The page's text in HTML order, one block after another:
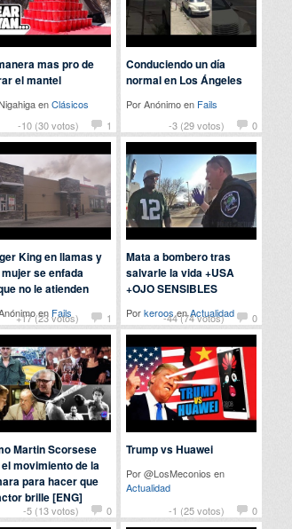
-10 (30 votos) 1
mas pro de
el mantel
enClásicos
-3 (29 votos)
0
Conduciendo un día
normal en Los Ángeles
Por Anónimo en Fails
+17 (23 votos) 1
King en llamas y
se enfada
no le atienden
en Fails -44 (74 votos) 0
Mata a bombero tras
salvarle la vida +USA
+OJO SENSIBLES
PorkeroosenActualidad
-5 (13 votos) 0
Martin Scorsese
movimiento de la
para hacer que
brille [ENG]
enCine y televisión
-1 (25 votos) 0
Trump vs Huawei
Por @LosMeconios en
Actualidad